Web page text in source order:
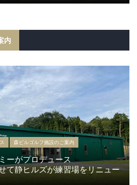
内
森ビルゴルフ施設のご案内
ーがプロデュース
て静ヒルズが練習場をリニュー